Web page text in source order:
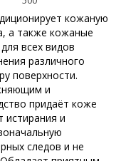
кожаную
а также кожаные
всех видов
различного
поверхности.
и
придаёт коже
истирания и
следов и не